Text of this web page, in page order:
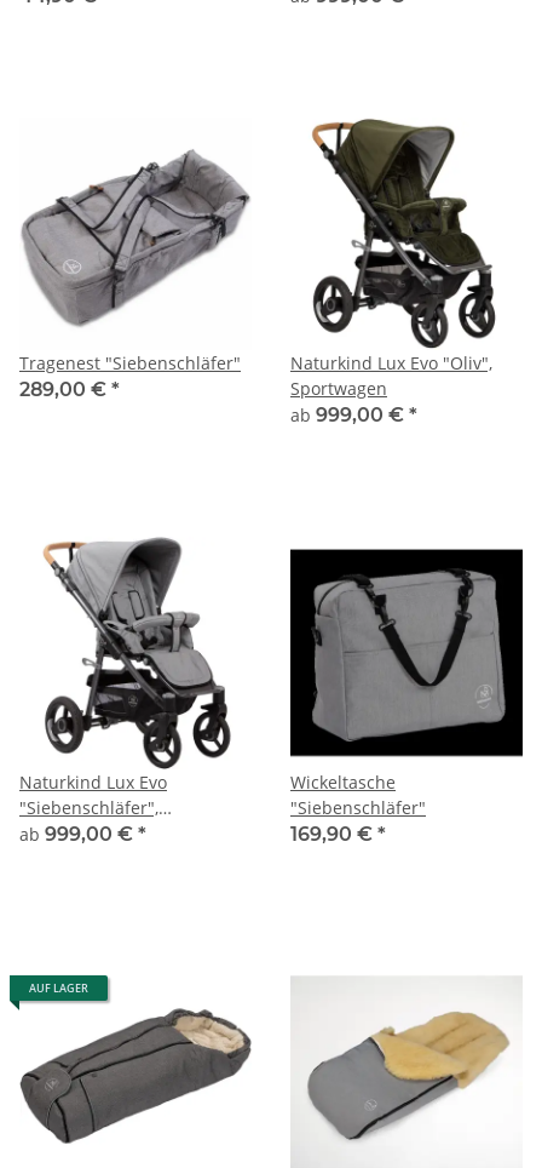
Tragenest "Siebenschläfer"
289,00 € *
Naturkind Lux Evo "Oliv",
Sportwagen
ab 999,00 € *
Naturkind Lux Evo
"Siebenschläfer",
Sportwagen
ab 999,00 € *
Wickeltasche
"Siebenschläfer"
169,90 € *
AUF LAGER